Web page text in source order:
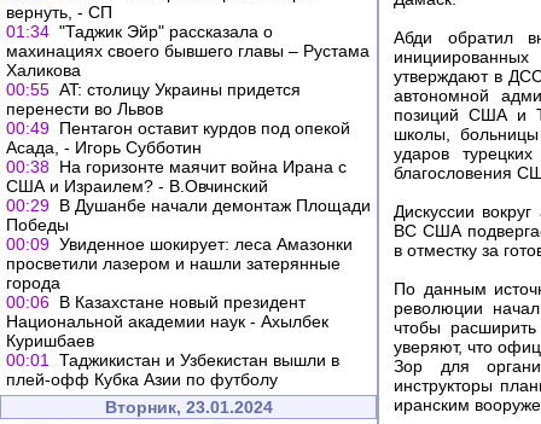
вернуть, - СП
01:34 "Таджик Эйр" рассказала о
махинациях своего бывшего главы – Рустама
Халикова
00:55 AT: столицу Украины придется
перенести во Львов
00:49 Пентагон оставит курдов под опекой
Асада, - Игорь Субботин
00:38 На горизонте маячит война Ирана с
США и Израилем? - В.Овчинский
00:29 В Душанбе начали демонтаж Площади
Победы
00:09 Увиденное шокирует: леса Амазонки
просветили лазером и нашли затерянные
города
00:06 В Казахстане новый президент
Национальной академии наук - Ахылбек
Куришбаев
00:01
Таджикистан и Узбекистан вышли в
плей-офф Кубка Азии по футболу
Вторник, 23.01.2024
Абди обратил
утверждают в
автономной
позиций США и
школы, больницы
ударов
благословения
Дискуссии
ВС США
в отместку за
По данным
революции
чтобы
уверяют, что
Зор для
инструкторы
иранским